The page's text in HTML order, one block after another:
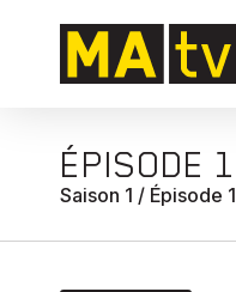
ÉPISODE 1
Saison 1 / Épisode 1